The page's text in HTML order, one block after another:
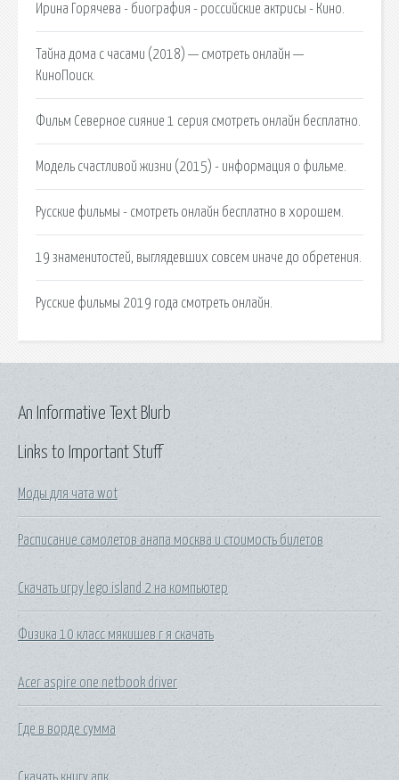
Ирина Горячева - биография - российские актрисы - Кино.
Тайна дома с часами (2018) — смотреть онлайн —
КиноПоиск.
Фильм Северное сияние 1 серия смотреть онлайн бесплатно.
Модель счастливой жизни (2015) - информация о фильме.
Русские фильмы - смотреть онлайн бесплатно в хорошем.
19 знаменитостей, выглядевших совсем иначе до обретения.
Русские фильмы 2019 года смотреть онлайн.
Links to Important Stuff
Моды для чата wot
Расписание самолетов анапа москва и стоимость билетов
Скачать игру lego island 2 на компьютер
Физика 10 класс мякишев г я скачать
Acer aspire one netbook driver
Где в ворде сумма
Скачать книгу апк
An Informative Text Blurb